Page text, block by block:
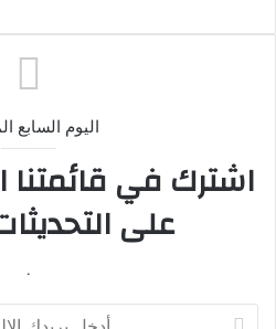
اليوم السابع
اشترك في قائمتنا
على
.